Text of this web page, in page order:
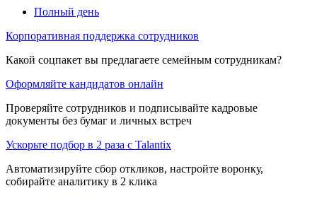
Полный день
Корпоративная поддержка сотрудников
Какой соцпакет вы предлагаете семейным сотрудникам?
Оформляйте кандидатов онлайн
Проверяйте сотрудников и подписывайте кадровые
документы без бумаг и личных встреч
Ускорьте подбор в 2 раза с Talantix
Автоматизируйте сбор откликов, настройте воронку,
собирайте аналитику в 2 клика